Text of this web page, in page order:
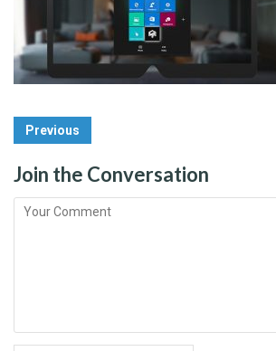
Post
Navigation
Previous
Join the Conversation